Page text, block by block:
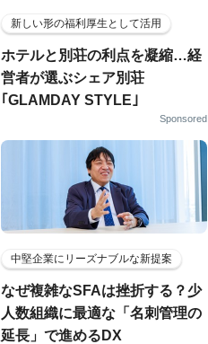
新しい形の福利厚生として活用
ホテルと別荘の利点を凝縮…経
営者が選ぶシェア別荘
｢GLAMDAY STYLE｣
Sponsored
中堅企業にリーズナブルな新提案
なぜ複雑なSFAは挫折する？少
人数組織に最適な「名刺管理の
延長」で進めるDX